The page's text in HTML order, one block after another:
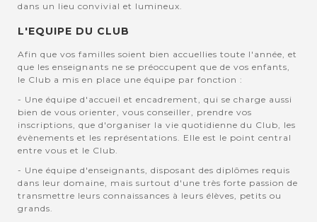
dans un lieu convivial et lumineux.
L'EQUIPE DU CLUB
Afin que vos familles soient bien accuellies toute l'année, et
que les enseignants ne se préoccupent que de vos enfants,
le Club a mis en place une équipe par fonction :
- Une équipe d'accueil et encadrement, qui se charge aussi
bien de vous orienter, vous conseiller, prendre vos
inscriptions, que d'organiser la vie quotidienne du Club, les
évènements et les représentations. Elle est le point central
entre vous et le Club.
- Une équipe d'enseignants, disposant des diplômes requis
dans leur domaine, mais surtout d'une très forte passion de
transmettre leurs connaissances à leurs élèves, petits ou
grands.